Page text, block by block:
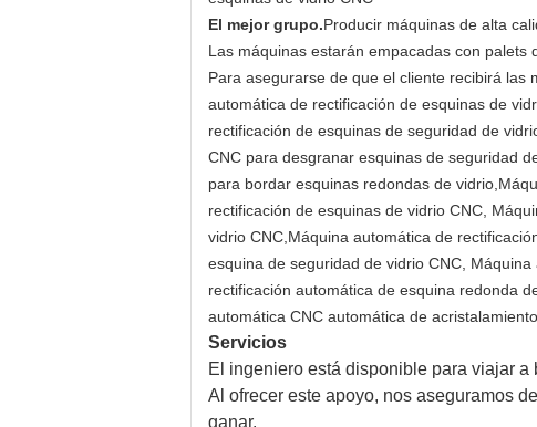
El mejor grupo.Producir máquinas de alta
Las máquinas estarán empacadas con palets
Para asegurarse de que el cliente recibirá las
automática de rectificación de esquinas de
rectificación de esquinas de seguridad de
CNC para desgranar esquinas de seguridad
para bordar esquinas redondas de
rectificación de esquinas de vidrio CNC,
vidrio CNC,Máquina automática de
esquina de seguridad de vidrio CNC,
rectificación automática de esquina redonda
automática CNC automática de
Servicios
El ingeniero está disponible para viajar
Al ofrecer este apoyo, nos aseguramos
ganar.